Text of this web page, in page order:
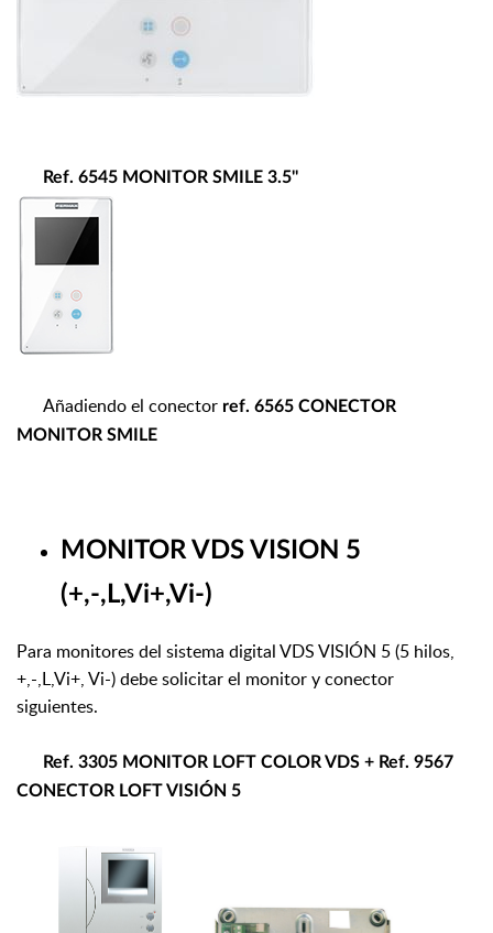
Ref. 6545 MONITOR SMILE 3.5''
Añadiendo el conector ref. 6565 CONECTOR
MONITOR SMILE
MONITOR VDS VISION 5
(+,-,L,Vi+,Vi-)
Para monitores del sistema digital VDS VISIÓN 5 (5 hilos,
+,-,L,Vi+, Vi-) debe solicitar el monitor y conector
siguientes.
Ref. 3305 MONITOR LOFT COLOR VDS + Ref. 9567
CONECTOR LOFT VISIÓN 5